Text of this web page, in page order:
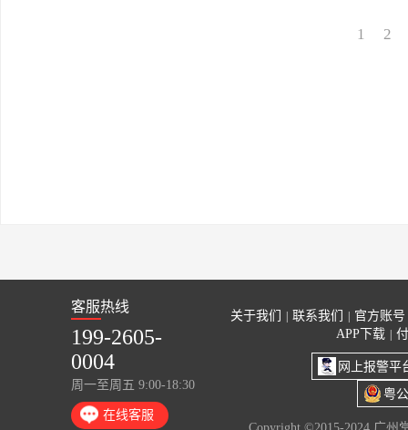
1 2
客服热线
199-2605-
0004
周一至周五 9:00-18:30
在线客服
关于我们 联系我们
官方账号
APP下载
网上报警平
粤